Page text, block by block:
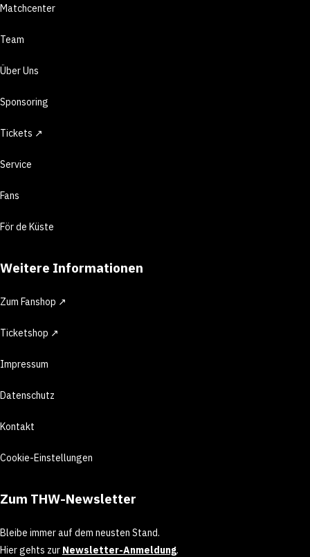
Matchcenter
Team
Über Uns
Sponsoring
Tickets ↗
Service
Fans
För de Küste
Weitere Informationen
Zum Fanshop ↗
Ticketshop ↗
Impressum
Datenschutz
Kontakt
Cookie-Einstellungen
Zum THW-Newsletter
Bleibe immer auf dem neusten Stand.
Hier gehts zur Newsletter-Anmeldung.